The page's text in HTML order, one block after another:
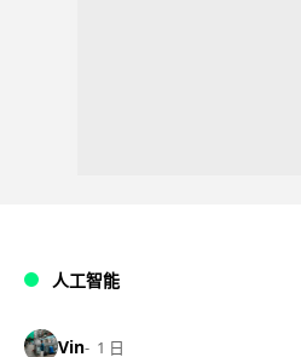
人工智能
Vin 1 日